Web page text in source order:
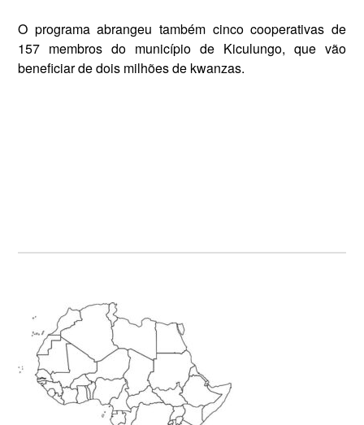
O programa abrangeu também cinco cooperativas de
157 mem­bros do município de Kiculungo, que vão
beneficiar de dois milhões de kwanzas.
Primary
Sidebar